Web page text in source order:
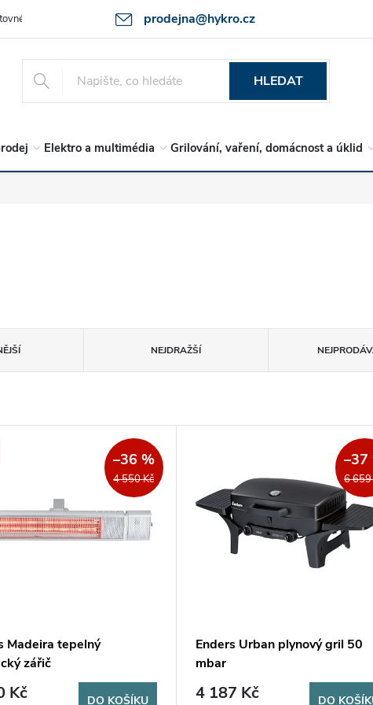
prodejna@hykro.cz
Ochrana osob. údajů - GDPR Postup při reklamaci -jak zboží vrátit?
HLEDAT
Elektro a multimédia Grilování, vaření, domácnost a úklid
NEJDRAŽŠÍ
4 550 Kč
–36 %
Madeira tepelný
zářič
Kč DO KOŠÍKU
6 659
–37
Enders Urban plynový gril 50
mbar
4 187 Kč DO